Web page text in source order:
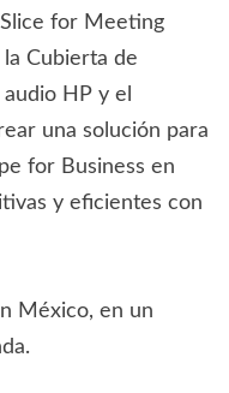
for Meeting
la Cubierta de
HP y el
una solución para
for Business en
y eficientes con
México, en un